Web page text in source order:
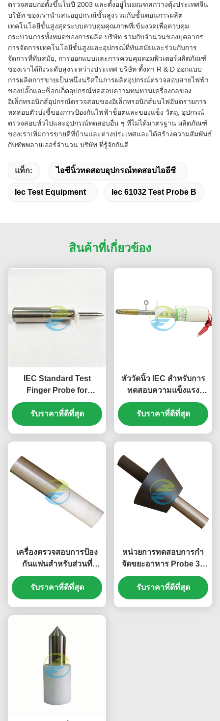
ตรวจสอบก่อตั้งขึ้นในปี 2003 และตั้งอยู่ในมณฑลกวางตุ้งประเทศจีน
บริษัท ของเรานำเสนออุปกรณ์ขั้นสูงรวมกับขั้นตอนการผลิต
เทคโนโลยีขั้นสูงสุดระบบควบคุมคุณภาพที่เข้มงวดเพื่อควบคุม
กระบวนการทั้งหมดของการผลิต บริษัท รวมกับจำนวนของบุคลากร
การจัดการเทคโนโลยีชั้นสูงและอุปกรณ์ที่ทันสมัยและร่วมกับการ
จัดการที่ทันสมัย, การออกแบบและการควบคุมคอมพิวเตอร์ผลิตภัณฑ์
ของเราได้ถึงระดับสูงระหว่างประเทศ บริษัท ตั้งค่า R & D ออกแบบ
การผลิตการขายเป็นหนึ่งนริศในการผลิตอุปกรณ์ตรวจสอบสายไฟฟ้า
ของปลั๊กและซ็อกเก็ตอุปกรณ์ทดสอบความทนทานเครื่องกลของ
อิเล็กทรอนิกส์อุปกรณ์ตรวจสอบของอิเล็กทรอนิกส์บนไฟอันตรายการ
ทดสอบตัวบ่งชี้ของการป้องกันไฟฟ้าช็อตและของแข็ง วัตถุ, อุปกรณ์
ตรวจสอบทั่วไปและอุปกรณ์ทดสอบอื่น ๆ ที่ไม่ได้มาตรฐาน ผลิตภัณฑ์
ของเราเพิ่มการขายดีที่บ้านและต่างประเทศและได้สร้างความสัมพันธ์
กับซัพพลายเออร์จำนวน บริษัท ที่รู้จักกันดี
แท็ก: ไอซีนิ้วทดสอบอุปกรณ์ทดสอบไออีซี
Iec Test Equipment Iec 61032 Test Probe B
สินค้าที่เกี่ยวข้อง
IEC Standard Test
Finger Probe for
Mechanical Strength
and Protection Against
Access to Hazardous
รับราคาที่ดีที่สุด
หัววัดนิ้ว IEC สำหรับการ
ทดสอบความแข็งแรง
เชิงกลและการเข้าถึงของ
เครื่องใช้ไฟฟ้าในครัวเรือน
รับราคาที่ดีที่สุด
เครื่องตรวจสอบการป้อง
กันแฟนสําหรับส่วนที่
อันตราย การตรวจสอบ
ความสะดวกในการเข้าถึง
ของเครื่องจักรกล
รับราคาที่ดีที่สุด
หน่วยการทดสอบการกํา
จัดขยะอาหาร Probe 31
สําหรับ IEC 61032 ภาพ
14 การทดสอบความ
สะดวกสบายของชิ้นส่วน
รับราคาที่ดีที่สุด